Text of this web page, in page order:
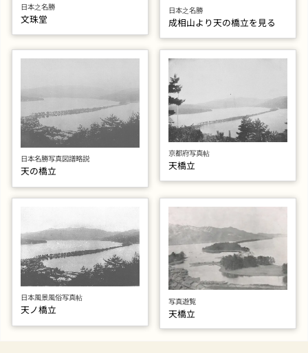
日本之名勝
文珠堂
日本之名勝
成相山より天の橋立を見る
日本名勝写真図譜略説
天の橋立
京都府写真帖
天橋立
日本風景風俗写真帖
天ノ橋立
写真遊覧
天橋立